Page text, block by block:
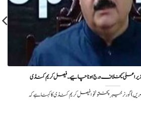
کیخلاف درج ہونا چاہیے۔ فیصل کریم کنڈی